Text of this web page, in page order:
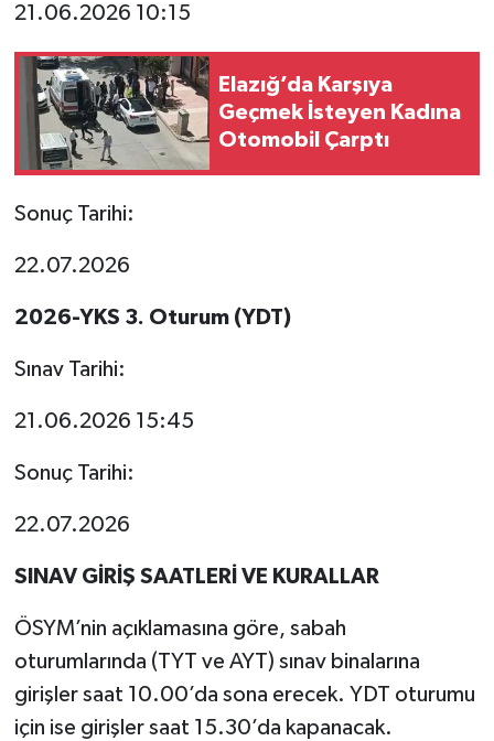
21.06.2026 10:15
Elazığ’da Karşıya
Geçmek İsteyen Kadına
Otomobil Çarptı
Sonuç Tarihi:
22.07.2026
2026-YKS 3. Oturum (YDT)
Sınav Tarihi:
21.06.2026 15:45
Sonuç Tarihi:
22.07.2026
SINAV GİRİŞ SAATLERİ VE KURALLAR
ÖSYM’nin açıklamasına göre, sabah
oturumlarında (TYT ve AYT) sınav binalarına
girişler saat 10.00’da sona erecek. YDT oturumu
için ise girişler saat 15.30’da kapanacak.